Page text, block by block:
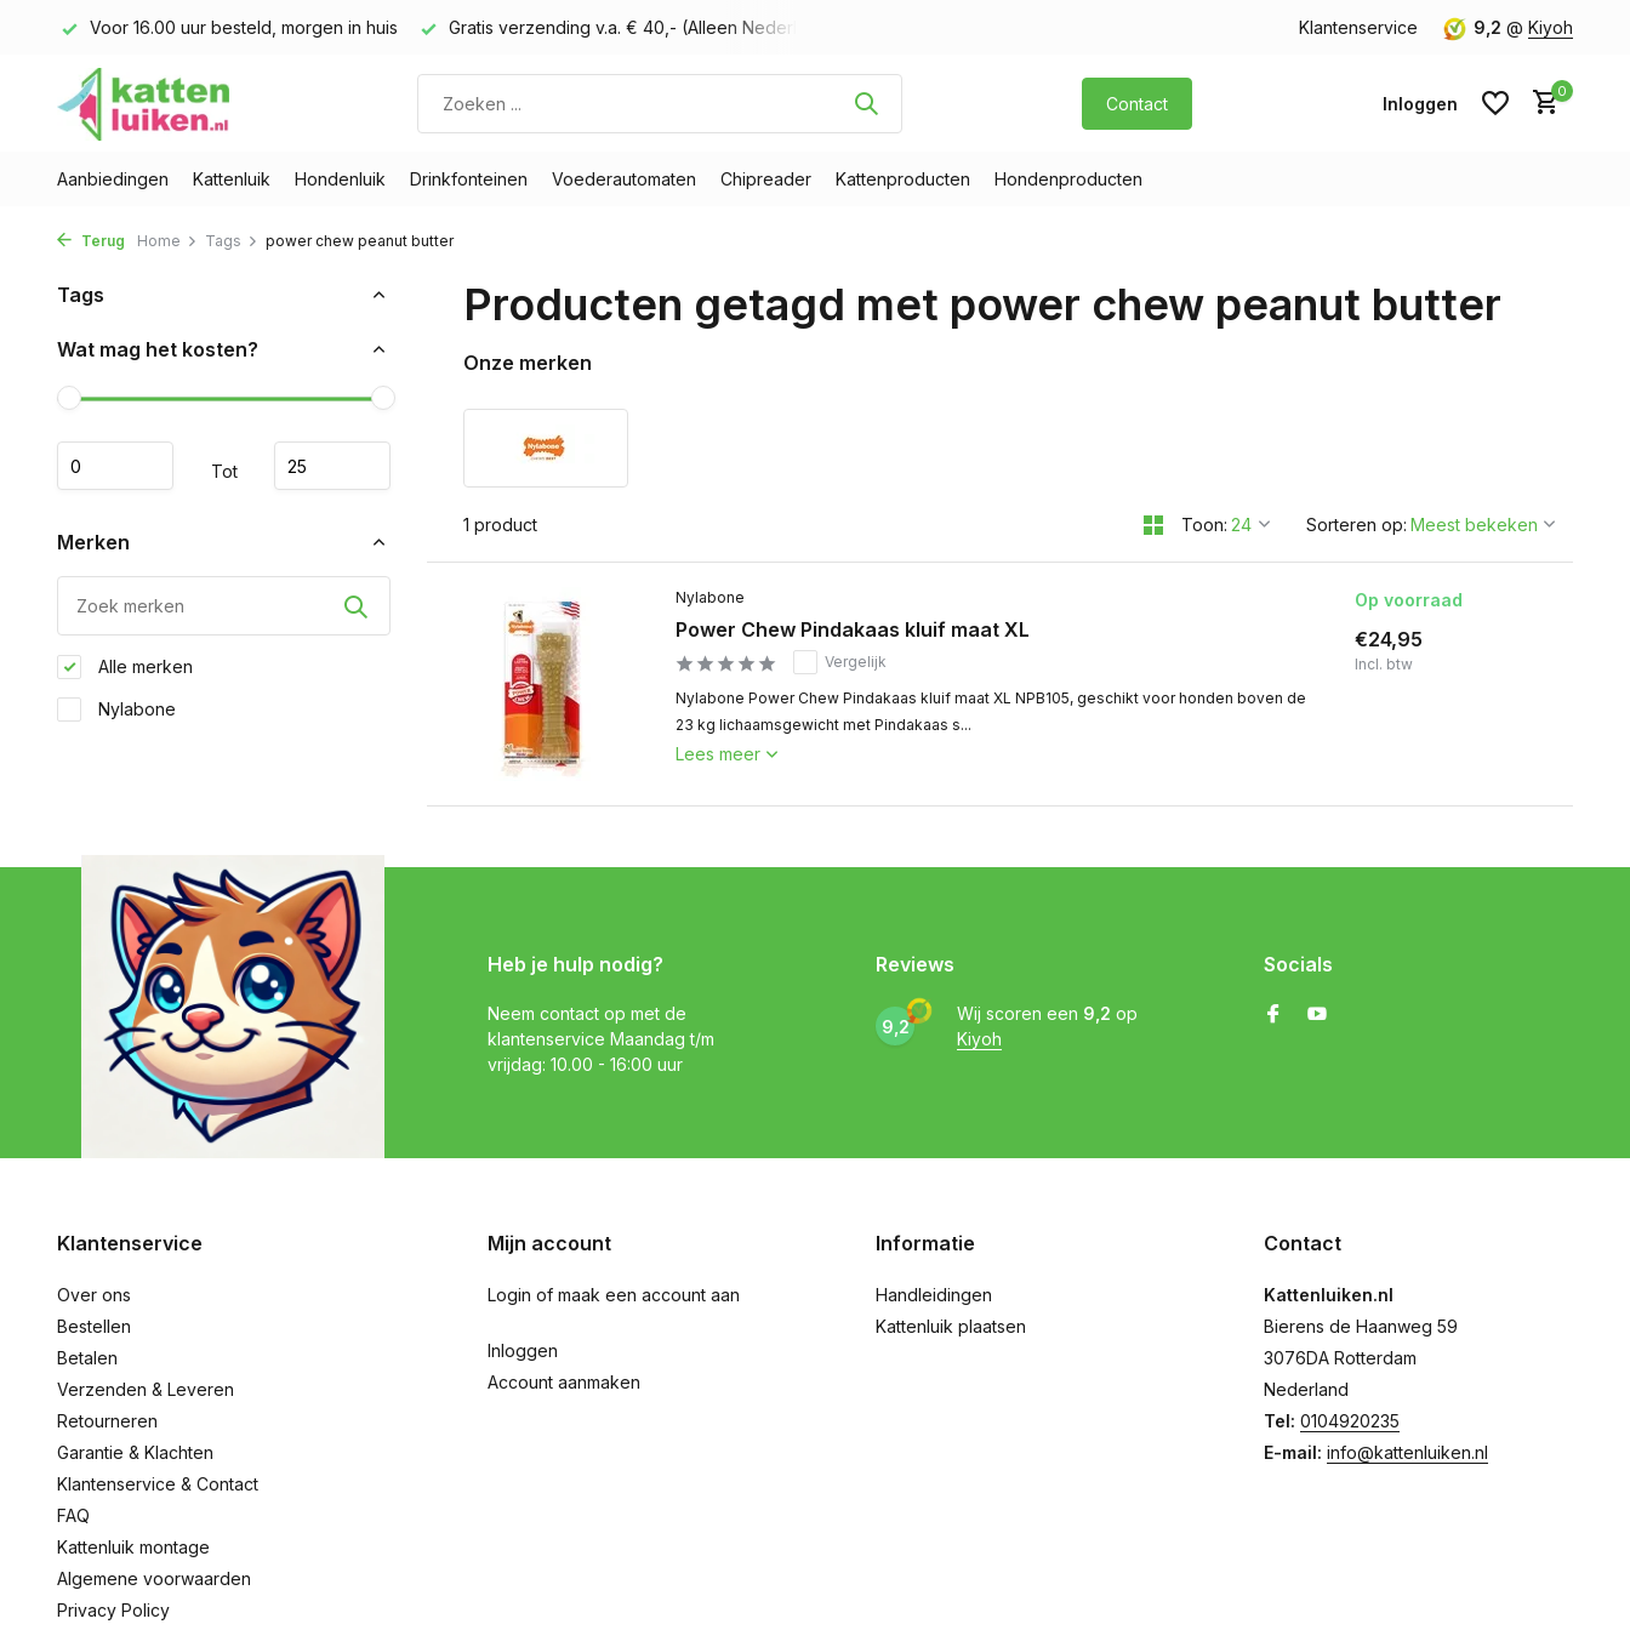
Voor 16.00 uur besteld, morgen in huis Gratis verzending v.a. € 40,- (Alleen Nederland) Gratis verzending v.a. € 40,- (Alleen Nederland)
Klantenservice 9,2 @ Kiyoh
Contact Inloggen
Account aanmaken
0
Aanbiedingen Kattenluik Hondenluik Drinkfonteinen Voederautomaten Chipreader Kattenproducten Hondenproducten
Terug Home Tags power chew peanut butter
Tags
Wat mag het kosten?
Tot
Merken
Alle merken
Nylabone
Producten getagd met power chew peanut butter
Onze merken
1 product Toon: Sorteren op:
Nylabone
Power Chew Pindakaas kluif maat XL
Vergelijk
Nylabone Power Chew Pindakaas kluif maat XL NPB105, geschikt voor honden boven de
23 kg lichaamsgewicht met Pindakaas s...
Lees meer
Op voorraad
€24,95
Incl. btw
Heb je hulp nodig?
Neem contact op met de
klantenservice Maandag t/m
vrijdag: 10.00 - 16:00 uur
Reviews
9,2
Wij scoren een 9,2 op
Kiyoh
Socials
Klantenservice
Over ons
Bestellen
Betalen
Verzenden & Leveren
Retourneren
Garantie & Klachten
Klantenservice & Contact
FAQ
Kattenluik montage
Algemene voorwaarden
Privacy Policy
Mijn account
Login of maak een account aan
Inloggen
Account aanmaken
Informatie
Handleidingen
Kattenluik plaatsen
Contact
Kattenluiken.nl
Bierens de Haanweg 59
3076DA Rotterdam
Nederland
Tel: 0104920235
E-mail: info@kattenluiken.nl